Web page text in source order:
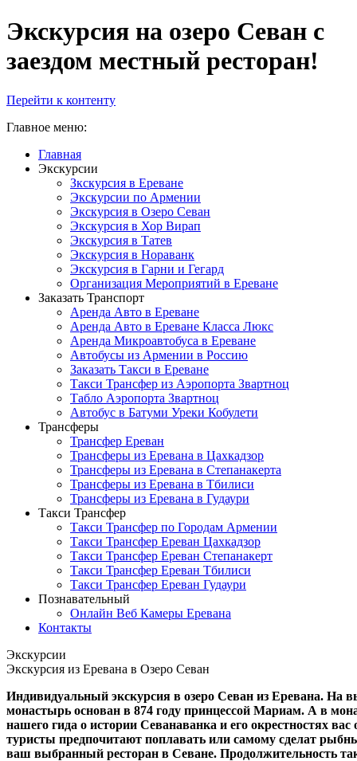
Экскурсия на озеро Севан с
заездом местный ресторан!
Перейти к контенту
Главное меню:
Главная
Экскурсии
Зкскурсия в Ереване
Экскурсии по Армении
Экскурсия в Озеро Севан
Экскурсия в Хор Вирап
Экскурсия в Татев
Экскурсия в Нораванк
Экскурсия в Гарни и Гегард
Организация Мероприятий в Ереване
Заказать Транспорт
Аренда Авто в Ереване
Аренда Авто в Ереване Класса Люкс
Аренда Микроавтобуса в Ереване
Автобусы из Армении в Россию
Заказать Такси в Ереване
Такси Трансфер из Аэропорта Звартноц
Табло Аэропорта Звартноц
Автобус в Батуми Уреки Кобулети
Трансферы
Трансфер Ереван
Трансферы из Еревана в Цахкадзор
Трансферы из Еревана в Степанакерта
Трансферы из Ереванa в Тбилиси
Трансферы из Еревана в Гудаури
Такси Трансфер
Такси Трансфер по Городам Армении
Такси Трансфер Ереван Цахкадзор
Такси Трансфер Ереван Степанакерт
Такси Трансфер Ереван Тбилиси
Такси Трансфер Ереван Гудаури
Познавательный
Онлайн Веб Камеры Еревана
Контакты
Экскурсии
Экскурсия из Еревана в Озеро Севан
Индивидуальный экскурсия в озеро Севан из Еревана. На
монастырь основан в 874 году принцессой Мариам. А в
нашего гида о истории Севанаванка и его окрестностях
туристы предпочитают поплавать или самому сделат
ваш выбранный ресторан в Севане. Продолжительность